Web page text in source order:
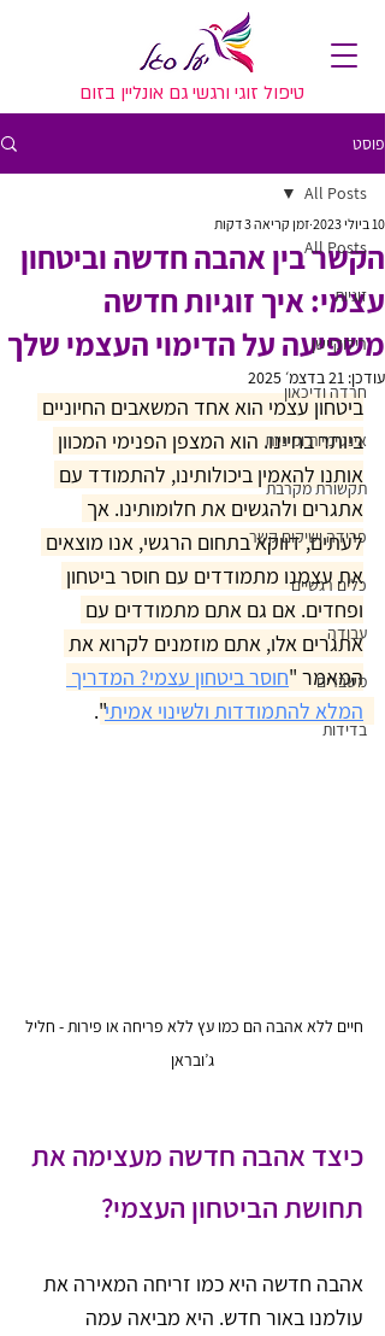
טיפול זוגי ורגשי גם אונליין בזום
פוסט
All Posts
זוגיות
רילוקיישן
חרדה ודיכאון
אינטימיות ומיניות
תקשורת מקרבת
פרידה ושיקום קשר
כלים רגשיים
עבודה
משברים
בדידות
All Posts
הקשר בין אהבה חדשה וביטחון
עצמי: איך זוגיות חדשה
משפיעה על הדימוי העצמי שלך
10 ביולי 2023 זמן קריאה 3 דקות
עודכן: 21 בדצמ׳ 2025
ביטחון עצמי הוא אחד המשאבים החיוניים
ביותר בחיינו. הוא המצפן הפנימי המכוון
אותנו להאמין ביכולותינו, להתמודד עם
אתגרים ולהגשים את חלומותינו. אך
לעתים, דווקא בתחום הרגשי, אנו מוצאים
את עצמנו מתמודדים עם חוסר ביטחון
ופחדים. אם גם אתם מתמודדים עם
אתגרים אלו, אתם מוזמנים לקרוא את
המאמר "חוסר ביטחון עצמי? המדריך
המלא להתמודדות ולשינוי אמיתי".
חיים ללא אהבה הם כמו עץ ללא פריחה או פירות - חליל
ג’ובראן
כיצד אהבה חדשה מעצימה את
תחושת הביטחון העצמי?
אהבה חדשה היא כמו זריחה המאירה את
עולמנו באור חדש. היא מביאה עמה